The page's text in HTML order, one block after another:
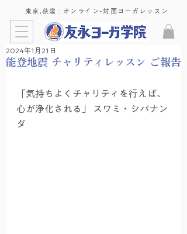
東京,荻窪 : ​オンライン-対面ヨーガレッスン
能登地震 チャリティレッスン ご報告
2024年1月21日
「気持ちよくチャリティを行えば、
心が浄化される」 スワミ・シバナン
ダ